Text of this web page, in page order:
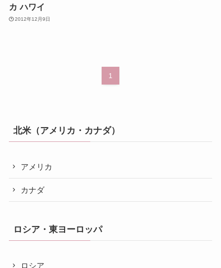
カ ハワイ
2012年12月9日
1
北米（アメリカ・カナダ）
アメリカ
カナダ
ロシア・東ヨーロッパ
ロシア